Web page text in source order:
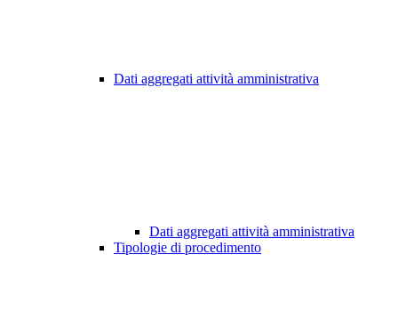
Dati aggregati attività amministrativa
Dati aggregati attività amministrativa
Tipologie di procedimento